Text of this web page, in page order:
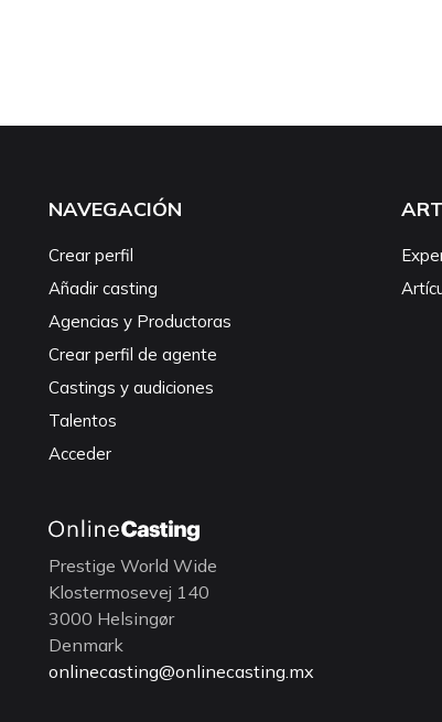
NAVEGACIÓN
Crear perfil
Añadir casting
Agencias y Productoras
Crear perfil de agente
Castings y audiciones
Talentos
Acceder
Prestige World Wide
Klostermosevej 140
3000 Helsingør
Denmark
onlinecasting@onlinecasting.mx